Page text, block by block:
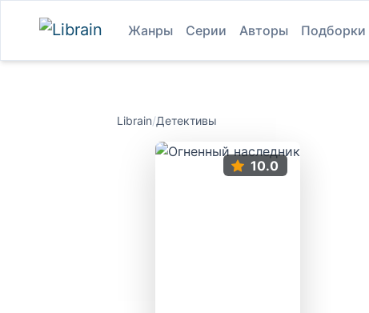
Жанры Серии Авторы Подборки
Librain/Детективы
10.0